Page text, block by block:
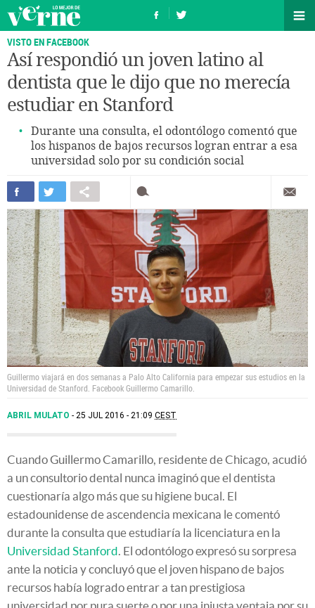
VISTO EN FACEBOOK
Así respondió un joven latino al
dentista que le dijo que no merecía
estudiar en Stanford
Durante una consulta, el odontólogo comentó que
los hispanos de bajos recursos logran entrar a esa
universidad solo por su condición social
Guillermo viajará en dos semanas a Palo Alto California para empezar sus estudios en la
Universidad de Stanford. Facebook Guillermo Camarillo.
ABRIL MULATO 25 JUL 2016 - 21:09 CEST
Cuando Guillermo Camarillo, residente de Chicago, acudió
a un consultorio dental nunca imaginó que el dentista
cuestionaría algo más que su higiene bucal. El
estadounidense de ascendencia mexicana le comentó
durante la consulta que estudiaría la licenciatura en la
Universidad Stanford. El odontólogo expresó su sorpresa
ante la noticia y concluyó que el joven hispano de bajos
recursos había logrado entrar a tan prestigiosa